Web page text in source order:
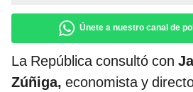
Únete a nuestro canal de
La República consultó con
Zúñiga, economista y